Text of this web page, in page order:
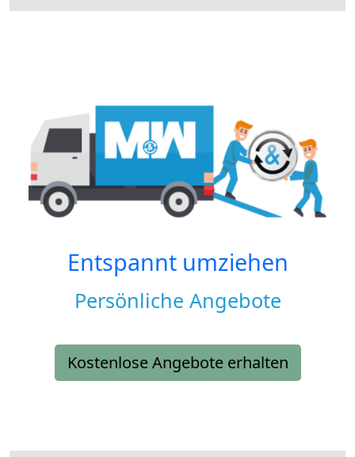
Entspannt umziehen
Persönliche Angebote
Kostenlose Angebote erhalten